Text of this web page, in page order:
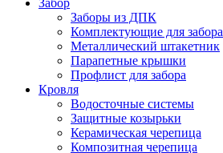
Забор
Заборы из ДПК
Комплектующие для забора
Металлический штакетник
Парапетные крышки
Профлист для забора
Кровля
Водосточные системы
Защитные козырьки
Керамическая черепица
Композитная черепица